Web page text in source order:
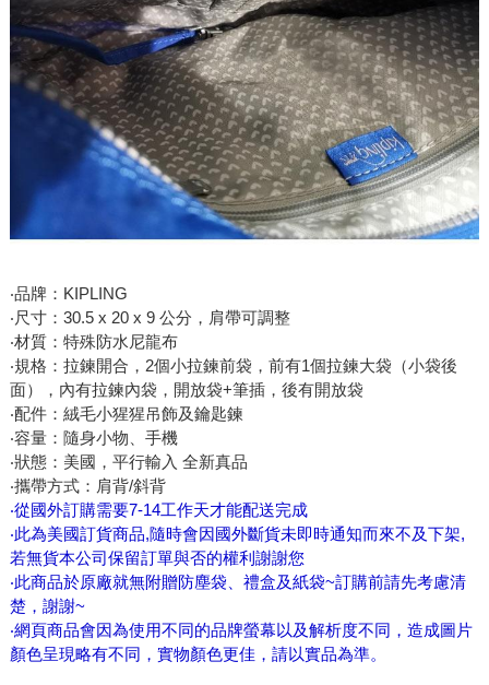
‧品牌：KIPLING
‧尺寸：30.5 x 20 x 9 公分，肩帶可調整
‧材質：特殊防水尼龍布
‧規格：拉鍊開合，2個小拉鍊前袋，前有1個拉鍊大袋（小袋後
面），內有拉鍊內袋，開放袋+筆插，後有開放袋
‧配件：絨毛小猩猩吊飾及鑰匙鍊
‧容量：隨身小物、手機
‧狀態：美國，平行輸入 全新真品
‧攜帶方式：肩背/斜背
‧從國外訂購需要7-14工作天才能配送完成
‧此為美國訂貨商品,隨時會因國外斷貨未即時通知而來不及下架,
若無貨本公司保留訂單與否的權利謝謝您
‧此商品於原廠就無附贈防塵袋、禮盒及紙袋~訂購前請先考慮清
楚，謝謝~
‧網頁商品會因為使用不同的品牌螢幕以及解析度不同，造成圖片
顏色呈現略有不同，實物顏色更佳，請以實品為準。